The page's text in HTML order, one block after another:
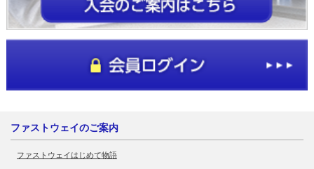
ファストウェイのご案内
ファストウェイはじめて物語